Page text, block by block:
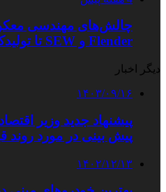
چالش‌های مهندسی
Flender و SEW تا تولیدکنندگان تخصصی ایرانی
دیگر اخبار
۱۴۰۳/۰۹/۱۶
پیشنهاد جدید وزیر
پیش بینی در مورد روند
۱۴۰۲/۱۲/۱۳